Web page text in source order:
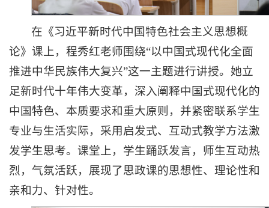
在《习近平新时代中国特色社会主义思想概
论》课上，程秀红老师围绕“以中国式现代化全面
推进中华民族伟大复兴”这一主题进行讲授。她立
足新时代十年伟大变革，深入阐释中国式现代化的
中国特色、本质要求和重大原则，并紧密联系学生
专业与生活实际，采用启发式、互动式教学方法激
发学生思考。课堂上，学生踊跃发言，师生互动热
烈，气氛活跃，展现了思政课的思想性、理论性和
亲和力、针对性。